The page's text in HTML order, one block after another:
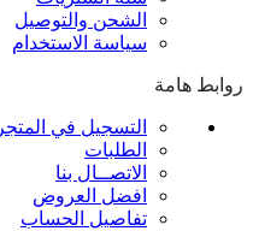
الشحن والتوصيل
سياسة الاستخدام
روابط هامة
التسجيل في المتجر
الطلبات
الاتصــال بنا
افضل العروض
تفاصيل الحساب